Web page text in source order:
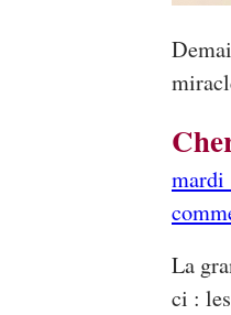
mardi
La
ci :